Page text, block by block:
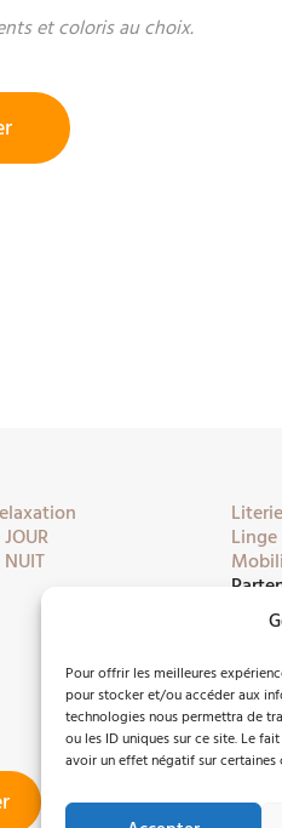
Pour offrir les meilleures
pour stocker et/ou accéder aux
technologies nous permettra de
ou les ID uniques sur ce site. Le
avoir un effet négatif sur
et coloris au choix.
Literie